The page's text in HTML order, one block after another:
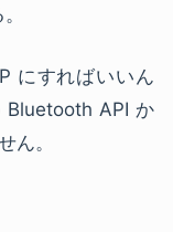
にすればいいん
API か
ん。